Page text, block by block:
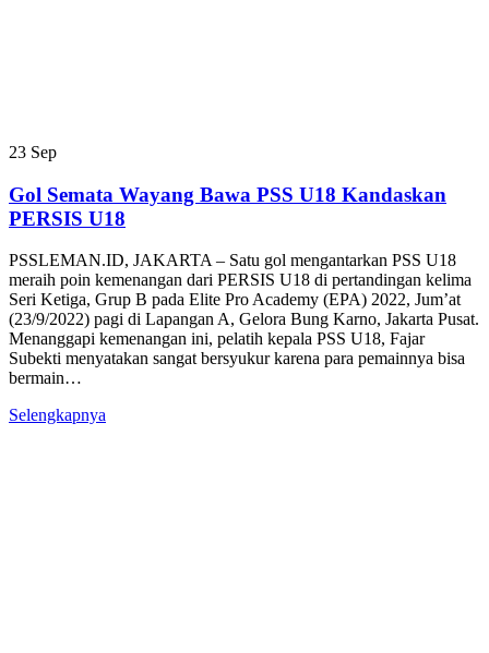
23 Sep
Gol Semata Wayang Bawa PSS U18 Kandaskan
PERSIS U18
PSSLEMAN.ID, JAKARTA – Satu gol mengantarkan PSS U18
meraih poin kemenangan dari PERSIS U18 di pertandingan kelima
Seri Ketiga, Grup B pada Elite Pro Academy (EPA) 2022, Jum’at
(23/9/2022) pagi di Lapangan A, Gelora Bung Karno, Jakarta Pusat.
Menanggapi kemenangan ini, pelatih kepala PSS U18, Fajar
Subekti menyatakan sangat bersyukur karena para pemainnya bisa
bermain…
Selengkapnya